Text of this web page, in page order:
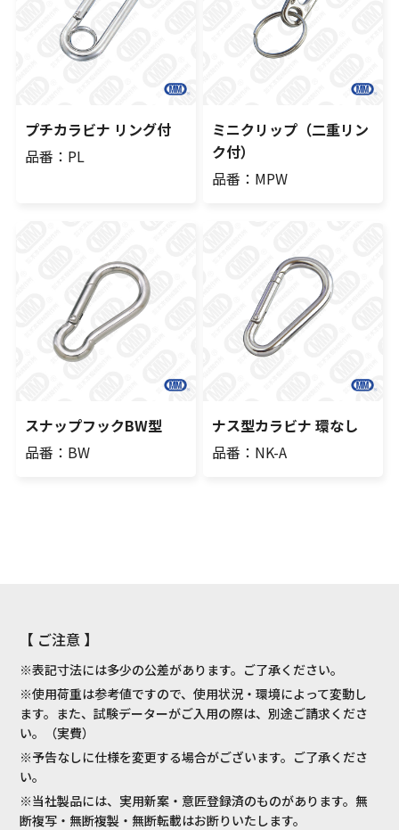
プチカラビナ リング付
品番：PL
ミニクリップ（二重リン
ク付）
品番：MPW
スナップフックBW型
品番：BW
ナス型カラビナ 環なし
品番：NK-A
【 ご注意 】
※表記寸法には多少の公差があります。ご了承ください。
※使用荷重は参考値ですので、使用状況・環境によって変動し
ます。また、試験データーがご入用の際は、別途ご請求くださ
い。（実費）
※予告なしに仕様を変更する場合がございます。ご了承くださ
い。
※当社製品には、実用新案・意匠登録済のものがあります。無
断複写・無断複製・無断転載はお断りいたします。